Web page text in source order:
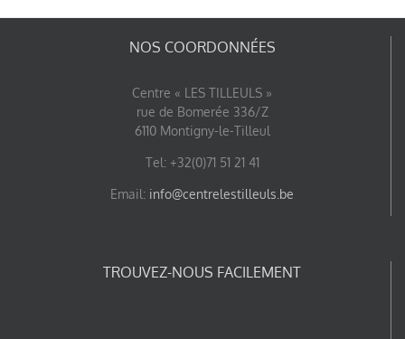
NOS COORDONNÉES
Centre « LES TILLEULS »
rue de Bomerée 336/Z
6110 Montigny-le-Tilleul
Tel: +32(0)71 51 21 41
Email: info@centrelestilleuls.be
TROUVEZ-NOUS FACILEMENT